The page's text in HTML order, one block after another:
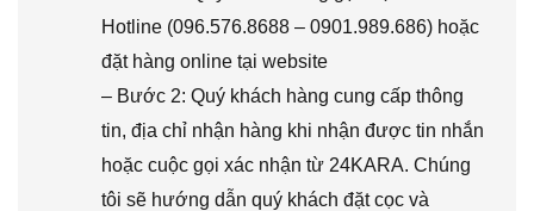
Hotline (096.576.8688 – 0901.989.686) hoặc
đặt hàng online tại website
– Bước 2: Quý khách hàng cung cấp thông
tin, địa chỉ nhận hàng khi nhận được tin nhắn
hoặc cuộc gọi xác nhận từ 24KARA. Chúng
tôi sẽ hướng dẫn quý khách đặt cọc và